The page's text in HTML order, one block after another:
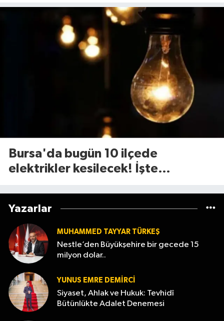
Bursa'da bugün 10 ilçede
elektrikler kesilecek! İşte
Yazarlar
MUHAMMED TAYYAR TÜRKEŞ
Nestle’den Büyükşehire bir gecede 15
milyon dolar..
YUNUS EMRE DEMIRCI
Siyaset, Ahlak ve Hukuk: Tevhidî
Bütünlükte Adalet Denemesi